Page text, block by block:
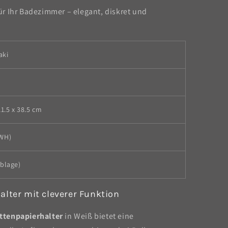
Ihr Badezimmer – elegant, diskret und
x 38.5 cm
mit cleverer Funktion
in Weiß bietet eine